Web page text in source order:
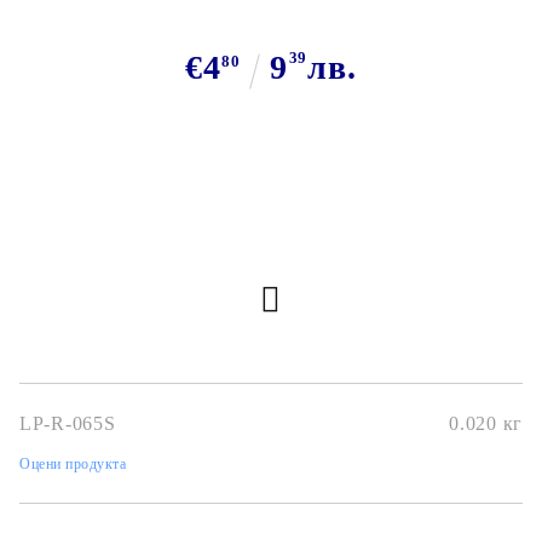
€480 9 39лв.
LP-R-065S 0.020 кг
Оцени продукта